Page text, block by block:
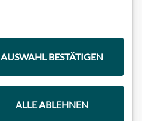
AUSWAHL BESTÄTIGEN
ALLE ABLEHNEN